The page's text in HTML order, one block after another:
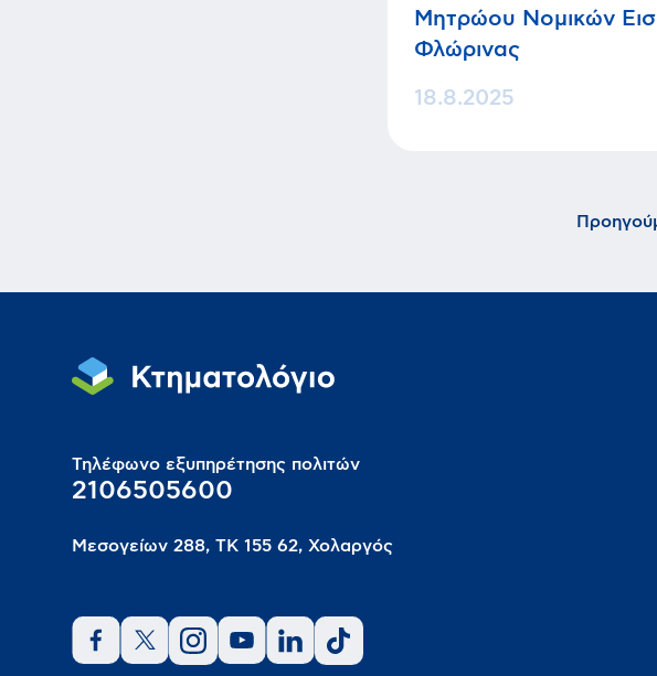
Μητρώου Νομικών
Φλώρινας
18.8.2025
Τηλέφωνο εξυπηρέτησης πολιτών
2106505600
Μεσογείων 288, ΤΚ 155 62, Χολαργός